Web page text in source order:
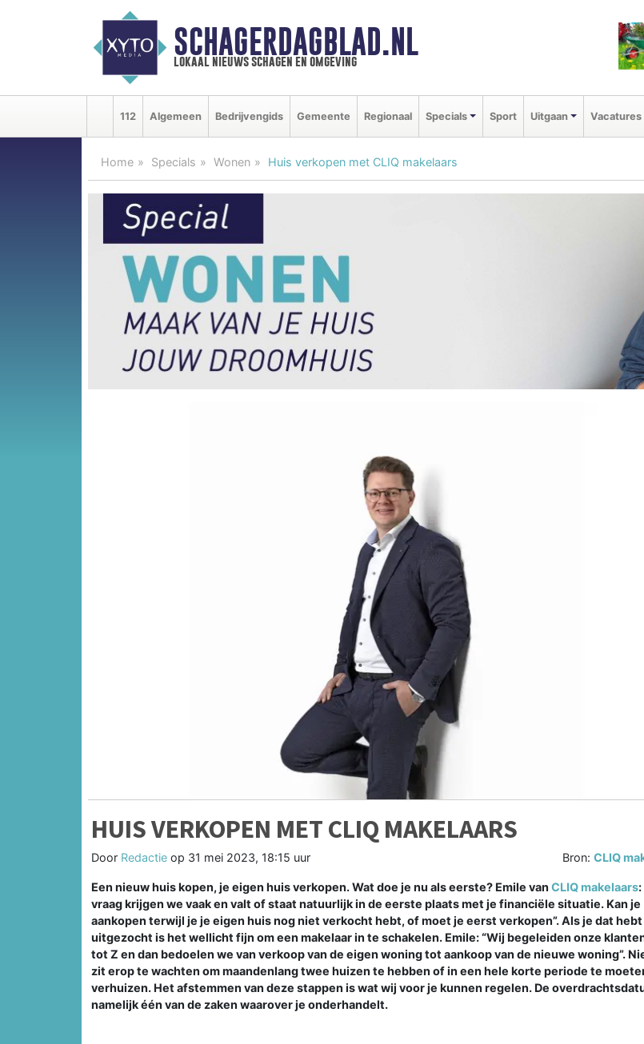
SCHAGERDAGBLAD.NL
lokaal nieuws schagen en omgeving
112 Algemeen Bedrijvengids Gemeente Regionaal Specials Sport Uitgaan Vacatures
Home Specials Wonen Huis verkopen met CLIQ makelaars
HUIS VERKOPEN MET CLIQ MAKELAARS
Door Redactie op 31 mei 2023, 18:15 uur Bron:CLIQ
Een nieuw huis kopen, je eigen huis verkopen. Wat doe je nu als eerste? Emile van CLIQ makelaars
vraag krijgen we vaak en valt of staat natuurlijk in de eerste plaats met je financiële situatie. Kan je
aankopen terwijl je je eigen huis nog niet verkocht hebt, of moet je eerst verkopen”. Als je dat hebt
uitgezocht is het wellicht fijn om een makelaar in te schakelen. Emile: “Wij begeleiden onze
tot Z en dan bedoelen we van verkoop van de eigen woning tot aankoop van de nieuwe woning”.
zit erop te wachten om maandenlang twee huizen te hebben of in een hele korte periode te
verhuizen. Het afstemmen van deze stappen is wat wij voor je kunnen regelen. De
namelijk één van de zaken waarover je onderhandelt.